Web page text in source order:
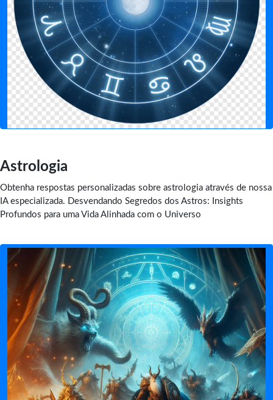
Astrologia
Obtenha respostas personalizadas sobre astrologia através de nossa
IA especializada. Desvendando Segredos dos Astros: Insights
Profundos para uma Vida Alinhada com o Universo